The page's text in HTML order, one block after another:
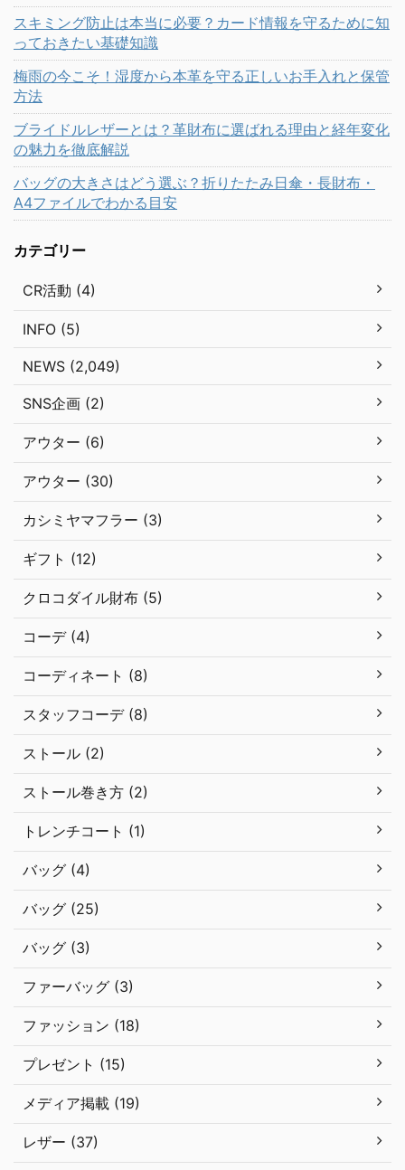
スキミング防止は本当に必要？カード情報を守るために知
っておきたい基礎知識
梅雨の今こそ！湿度から本革を守る正しいお手入れと保管
方法
ブライドルレザーとは？革財布に選ばれる理由と経年変化
の魅力を徹底解説
バッグの大きさはどう選ぶ？折りたたみ日傘・長財布・
A4ファイルでわかる目安
カテゴリー
CR活動 (4)
INFO (5)
NEWS (2,049)
SNS企画 (2)
アウター (6)
アウター (30)
カシミヤマフラー (3)
ギフト (12)
クロコダイル財布 (5)
コーデ (4)
コーディネート (8)
スタッフコーデ (8)
ストール (2)
ストール巻き方 (2)
トレンチコート (1)
バッグ (4)
バッグ (25)
バッグ (3)
ファーバッグ (3)
ファッション (18)
プレゼント (15)
メディア掲載 (19)
レザー (37)